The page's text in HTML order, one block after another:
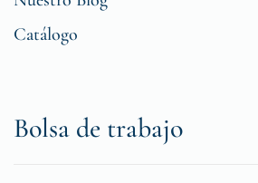
Catálogo
Bolsa de trabajo